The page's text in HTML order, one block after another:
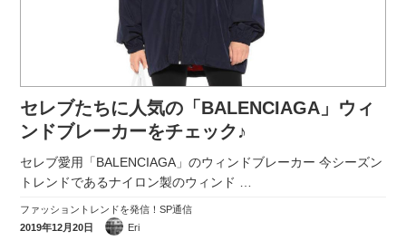
セレブたちに人気の「BALENCIAGA」ウィ
ンドブレーカーをチェック♪
セレブ愛用「BALENCIAGA」のウィンドブレーカー 今シーズン
トレンドであるナイロン製のウィンド
ファッショントレンドを発信！SP通信
2019年12月20日
Eri